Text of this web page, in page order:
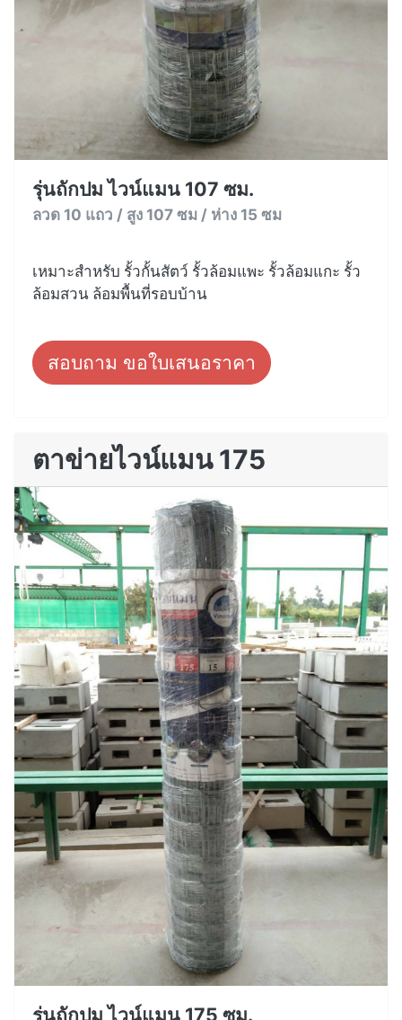
รุ่นถักปม ไวน์แมน 107 ซม.
ลวด 10 แถว / สูง 107 ซม / ห่าง 15 ซม
เหมาะสำหรับ รั้วกั้นสัตว์ รั้วล้อมแพะ รั้วล้อมแกะ รั้ว
ล้อมสวน ล้อมพื้นที่รอบบ้าน
สอบถาม ขอใบเสนอราคา
ตาข่ายไวน์แมน 175
รุ่นถักปม ไวน์แมน 175 ซม.